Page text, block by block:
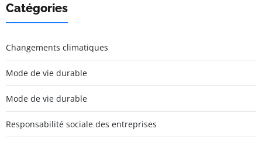
Catégories
Changements climatiques
Mode de vie durable
Mode de vie durable
Responsabilité sociale des entreprises